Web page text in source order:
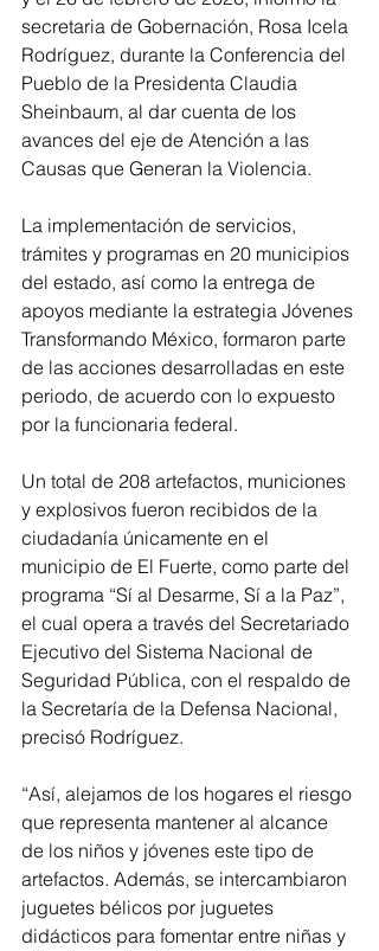
secretaria de Gobernación, Rosa Icela
Rodríguez, durante la Conferencia del
Pueblo de la Presidenta Claudia
Sheinbaum, al dar cuenta de los
avances del eje de Atención a las
Causas que Generan la Violencia.
La implementación de servicios,
trámites y programas en 20 municipios
del estado, así como la entrega de
apoyos mediante la estrategia Jóvenes
Transformando México, formaron parte
de las acciones desarrolladas en este
periodo, de acuerdo con lo expuesto
por la funcionaria federal.
Un total de 208 artefactos, municiones
y explosivos fueron recibidos de la
ciudadanía únicamente en el
municipio de El Fuerte, como parte del
programa “Sí al Desarme, Sí a la Paz”,
el cual opera a través del Secretariado
Ejecutivo del Sistema Nacional de
Seguridad Pública, con el respaldo de
la Secretaría de la Defensa Nacional,
precisó Rodríguez.
“Así, alejamos de los hogares el riesgo
que representa mantener al alcance
de los niños y jóvenes este tipo de
artefactos. Además, se intercambiaron
juguetes bélicos por juguetes
didácticos para fomentar entre niñas y